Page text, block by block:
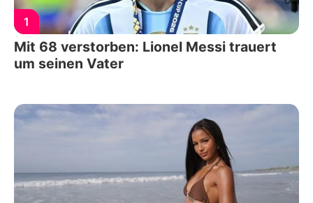
1
Mit 68 verstorben: Lionel Messi trauert
um seinen Vater